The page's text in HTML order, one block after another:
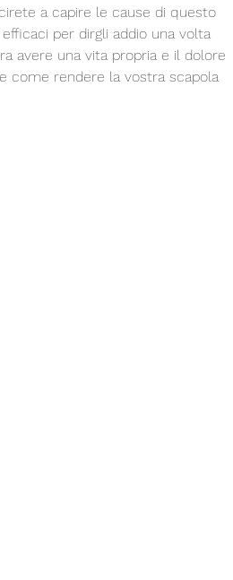
a capire le cause di questo
per dirgli addio una volta
avere una vita propria e il dolore
come rendere la vostra scapola